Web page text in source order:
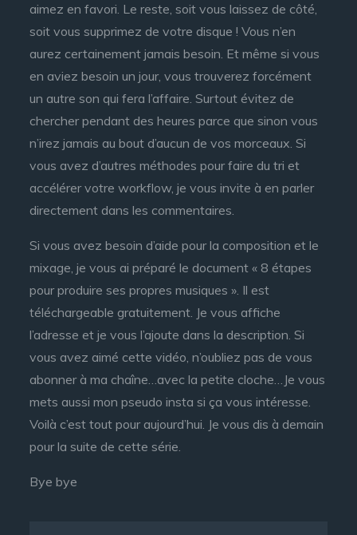
aimez en favori. Le reste, soit vous laissez de côté,
soit vous supprimez de votre disque ! Vous n’en
aurez certainement jamais besoin. Et même si vous
en aviez besoin un jour, vous trouverez forcément
un autre son qui fera l’affaire. Surtout évitez de
chercher pendant des heures parce que sinon vous
n’irez jamais au bout d’aucun de vos morceaux. Si
vous avez d’autres méthodes pour faire du tri et
accélérer votre workflow, je vous invite à en parler
directement dans les commentaires.
Si vous avez besoin d’aide pour la composition et le
mixage, je vous ai préparé le document « 8 étapes
pour produire ses propres musiques ». Il est
téléchargeable gratuitement. Je vous affiche
l’adresse et je vous l’ajoute dans la description. Si
vous avez aimé cette vidéo, n’oubliez pas de vous
abonner à ma chaîne…avec la petite cloche…Je vous
mets aussi mon pseudo insta si ça vous intéresse.
Voilà c’est tout pour aujourd’hui. Je vous dis à demain
pour la suite de cette série.
Bye bye